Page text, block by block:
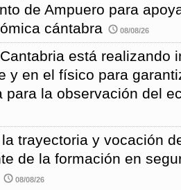
de Ampuero para
cántabra
08/08/26
está realizando
y en el físico para
para la observación del
trayectoria y vocación
de la formación en
08/08/26